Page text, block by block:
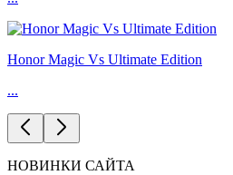
Honor Magic Vs Ultimate Edition
...
НОВИНКИ САЙТА